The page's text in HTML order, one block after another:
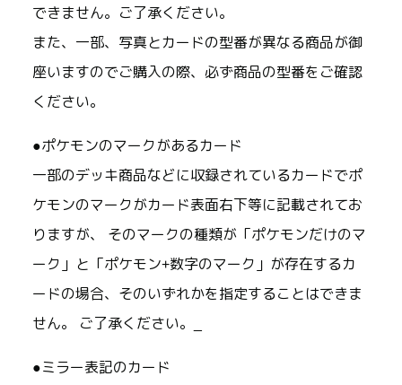
できません。ご了承ください。
また、一部、写真とカードの型番が異なる商品が御
座いますのでご購入の際、必ず商品の型番をご確認
ください。
●ポケモンのマークがあるカード
一部のデッキ商品などに収録されているカードでポ
ケモンのマークがカード表面右下等に記載されてお
りますが、 そのマークの種類が「ポケモンだけのマ
ーク」と「ポケモン+数字のマーク」が存在するカ
ードの場合、そのいずれかを指定することはできま
せん。 ご了承ください。_
●ミラー表記のカード